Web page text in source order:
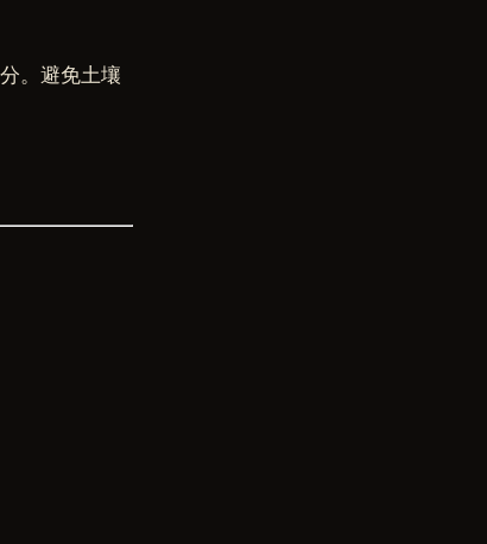
。避免土壤